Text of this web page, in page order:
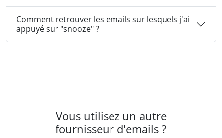
Comment retrouver les emails sur lesquels j'ai
appuyé sur "snooze" ?
Vous utilisez un autre
fournisseur d'emails ?